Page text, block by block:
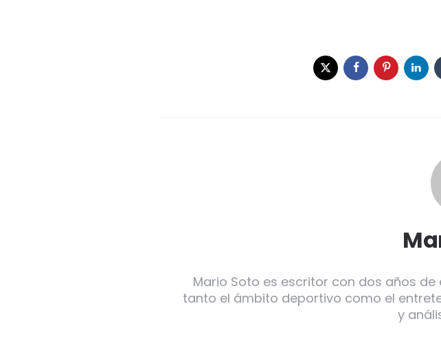
Mario Soto es escritor con dos años
tanto el ámbito deportivo como el
y